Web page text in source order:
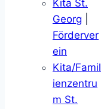
Kita St.
Georg
Förderver
ein
Kita/Famil
ienzentru
m St.